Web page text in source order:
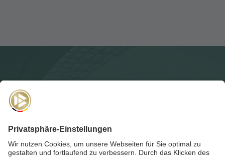
Für dieAkademie-Postanmelden und auf dem Laufenden